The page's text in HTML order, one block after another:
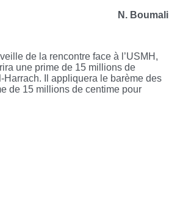
N. Boumali
de la rencontre face à l’USMH,
une prime de 15 millions de
Harrach. Il appliquera le barème des
de 15 millions de centime pour